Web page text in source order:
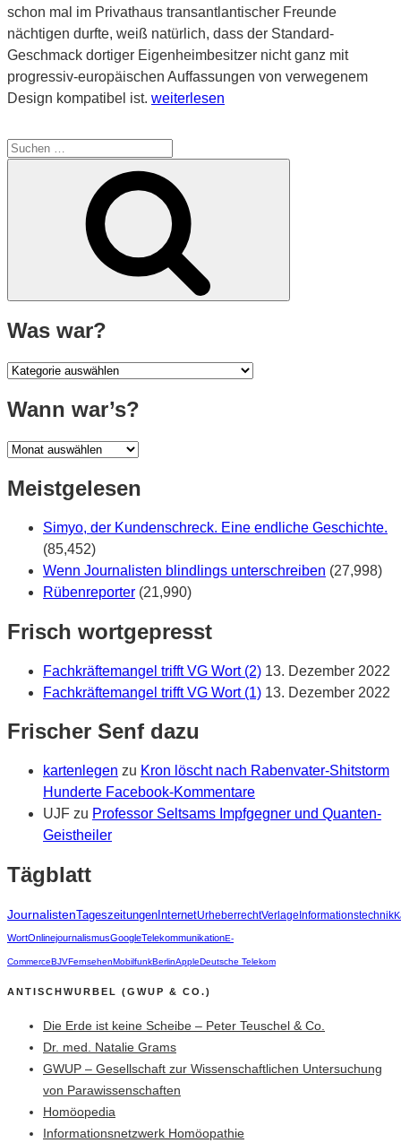
schon mal im Privathaus transantlantischer Freunde
nächtigen durfte, weiß natürlich, dass der Standard-
Geschmack dortiger Eigenheimbesitzer nicht ganz mit
progressiv-europäischen Auffassungen von verwegenem
Design kompatibel ist. „Ich
meinen
MP3-
Player
entkalken“
weiterlesen
Suche
Was war?
Was
Wann war’s?
Wann
Meistgelesen
Simyo, der Kundenschreck. Eine endliche Geschichte.
(85,452)
Wenn Journalisten blindlings unterschreiben (27,998)
Rübenreporter (21,990)
Frisch wortgepresst
Fachkräftemangel trifft VG Wort (2) 13. Dezember 2022
Fachkräftemangel trifft VG Wort (1) 13. Dezember 2022
Frischer Senf dazu
kartenlegen zu Kron löscht nach Rabenvater-Shitstorm
Hunderte Facebook-Kommentare
UJF zu Professor Seltsams Impfgegner und Quanten-
Geistheiler
Tägblatt
JournalistenTageszeitungen InternetUrheberrechtVerlage Informationstechnik
WortOnlinejournalismusGoogleTelekommunikationE-
CommerceBJVFernsehenMobilfunkBerlinAppleDeutsche Telekom
ANTISCHWURBEL (GWUP & CO.)
Die Erde ist keine Scheibe – Peter Teuschel & Co.
Dr. med. Natalie Grams
GWUP – Gesellschaft zur Wissenschaftlichen Untersuchung
von Parawissenschaften
Homöopedia
Informationsnetzwerk Homöopathie